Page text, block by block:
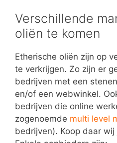
Verschillende
oliën te komen
Etherische oliën zijn op
te verkrijgen. Zo zijn er
bedrijven met een
en/of een webwinkel.
bedrijven die online
zogenoemde multi level
bedrijven). Koop daar